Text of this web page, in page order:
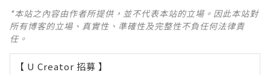
*本站之內容由作者所提供，並不代表本站的立場。因此本站對
所有博客的立場、真實性、準確性及完整性不負任何法律責
任。
【 U Creator 招募 】